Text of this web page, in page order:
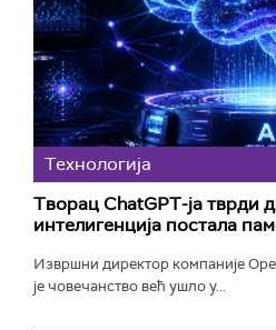
Технологијa
Творац ChatGPT-ја тврди
интелигенција постала
Извршни директор компаније
је човечанство већ ушло у...